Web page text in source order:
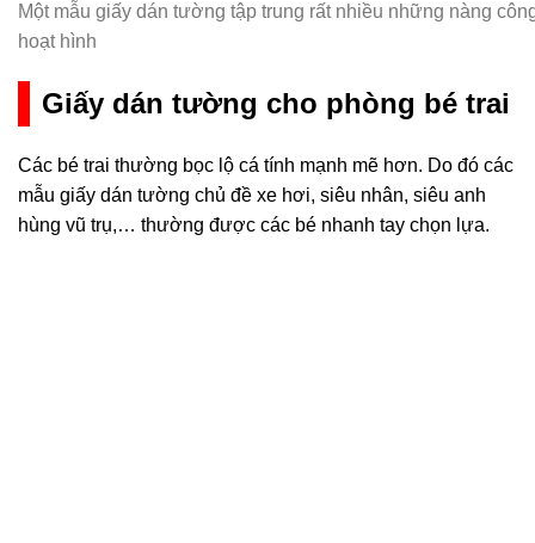
Một mẫu giấy dán tường tập trung rất nhiều những nàng
hoạt hình
Giấy dán tường cho phòng bé trai
Các bé trai thường bọc lộ cá tính mạnh mẽ hơn. Do đó các
mẫu giấy dán tường chủ đề xe hơi, siêu nhân, siêu anh
hùng vũ trụ,… thường được các bé nhanh tay chọn lựa.